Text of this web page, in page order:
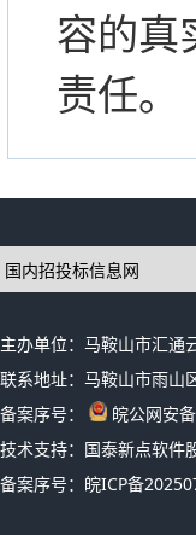
容的真
责任。
主办单位：马鞍山市汇通
联系地址：马鞍山市雨山
备案序号：
皖公网安
技术支持：国泰新点软件
备案序号： 皖ICP备